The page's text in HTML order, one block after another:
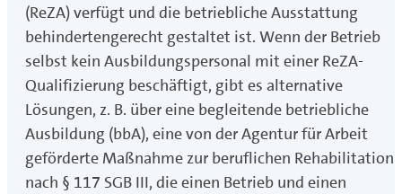
(ReZA) verfügt und die betriebliche Ausstattung
behindertengerecht gestaltet ist. Wenn der Betrieb
selbst kein Ausbildungspersonal mit einer ReZA-
Qualifizierung beschäftigt, gibt es alternative
Lösungen, z. B. über eine begleitende betriebliche
Ausbildung (bbA), eine von der Agentur für Arbeit
geförderte Maßnahme zur beruflichen Rehabilitation
nach § 117 SGB III, die einen Betrieb und einen